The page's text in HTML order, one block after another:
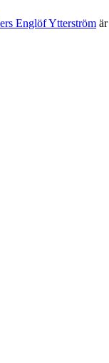
Englöf Ytterström